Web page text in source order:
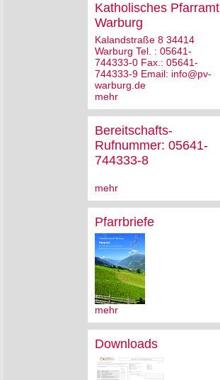
Katholisches Pfarramt
Warburg
Kalandstraße 8 34414
Warburg Tel. : 05641-
744333-0 Fax.: 05641-
744333-9 Email: info@pv-
warburg.de
mehr
Bereitschafts-
Rufnummer: 05641-
744333-8
mehr
Pfarrbriefe
mehr
Downloads